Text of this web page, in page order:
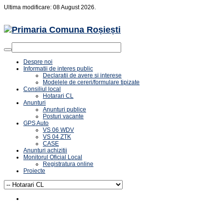
Ultima modificare: 08 August 2026.
Despre noi
Informatii de interes public
Declaratii de avere si interese
Modelele de cereri/formulare tipizate
Consiliul local
Hotarari CL
Anunturi
Anunturi publice
Posturi vacante
GPS Auto
VS 06 WDV
VS 04 ZTK
CASE
Anunturi achizitii
Monitorul Oficial Local
Registratura online
Proiecte